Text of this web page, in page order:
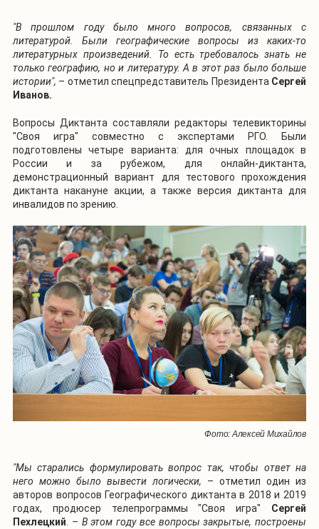
"В прошлом году было много вопросов, связанных с
литературой. Были географические вопросы из каких-то
литературных произведений. То есть требовалось знать не
только географию, но и литературу. А в этот раз было больше
истории", – отметил спецпредставитель Президента Сергей
Иванов.
Вопросы Диктанта составляли редакторы телевикторины
"Своя игра" совместно с экспертами РГО. Были
подготовлены четыре варианта: для очных площадок в
России и за рубежом, для онлайн-диктанта,
демонстрационный вариант для тестового прохождения
диктанта накануне акции, а также версия диктанта для
инвалидов по зрению.
Фото: Алексей Михайлов
"Мы старались формулировать вопрос так, чтобы ответ на
него можно было вывести логически, – отметил один из
авторов вопросов Географического диктанта в 2018 и 2019
годах, продюсер телепрограммы "Своя игра" Сергей
Пехлецкий. – В этом году все вопросы закрытые, построены